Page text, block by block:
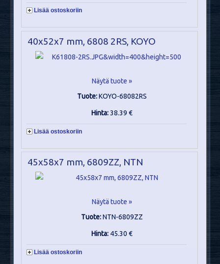
Lisää ostoskoriin
40x52x7 mm, 6808 2RS, KOYO
Näytä tuote »
Tuote:KOYO-68082RS
Hinta:38.39 €
Lisää ostoskoriin
45x58x7 mm, 6809ZZ, NTN
Näytä tuote »
Tuote:NTN-6809ZZ
Hinta: 45.30 €
Lisää ostoskoriin